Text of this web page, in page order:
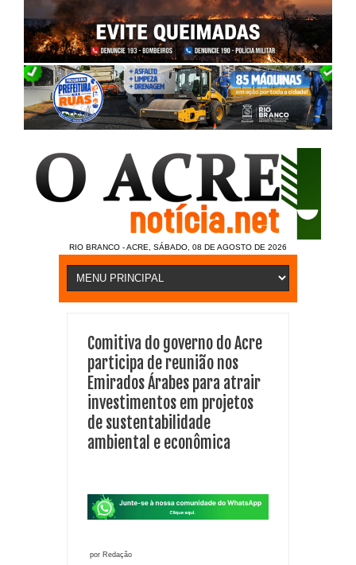
RIO BRANCO - ACRE, SÁBADO, 08 DE AGOSTO DE 2026
Comitiva do governo do Acre
participa de reunião nos
Emirados Árabes para atrair
investimentos em projetos
de sustentabilidade
ambiental e econômica
por Redação